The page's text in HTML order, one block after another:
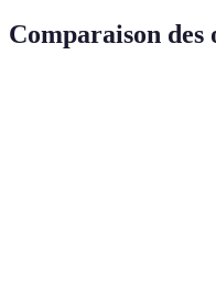
Comparaison